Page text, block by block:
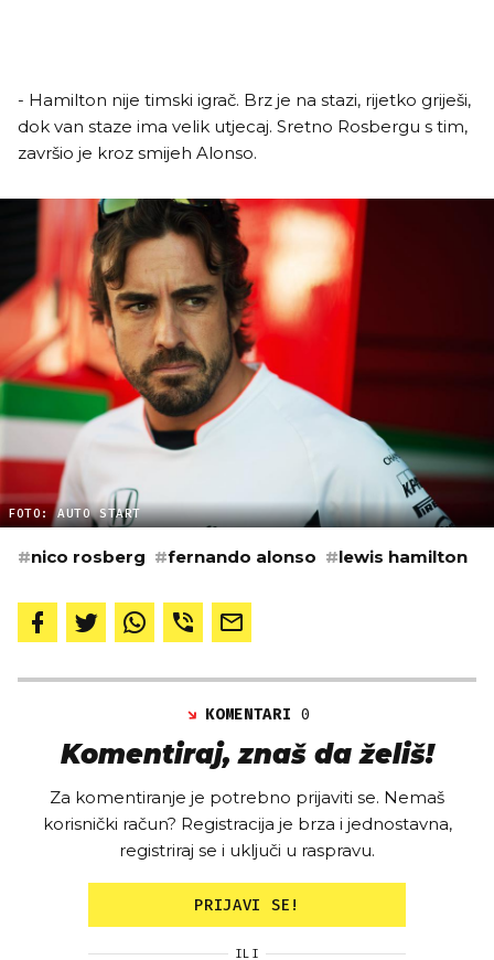
- Hamilton nije timski igrač. Brz je na stazi, rijetko griješi,
dok van staze ima velik utjecaj. Sretno Rosbergu s tim,
završio je kroz smijeh Alonso.
FOTO: AUTO START
#nico rosberg #fernando alonso #lewis hamilton
KOMENTARI0
Komentiraj, znaš da želiš!
Za komentiranje je potrebno prijaviti se. Nemaš
korisnički račun? Registracija je brza i jednostavna,
registriraj se i uključi u raspravu.
PRIJAVI SE!
ILI